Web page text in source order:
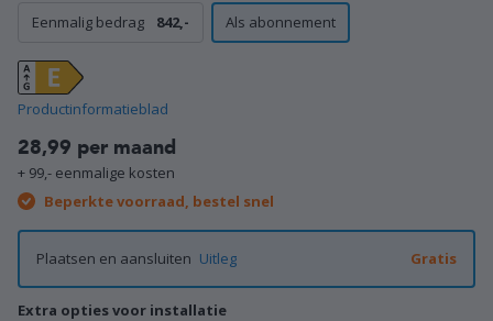
Eenmalig bedrag
842,- Als abonnement
Productinformatieblad
28,99 per maand
+ 99,- eenmalige kosten
Beperkte voorraad, bestel snel
Plaatsen en aansluiten Uitleg Gratis
Extra opties voor installatie